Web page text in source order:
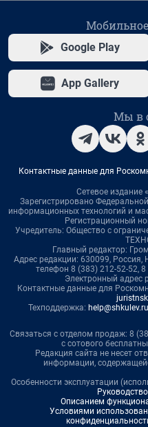
Google Play
App Gallery
Мы в
Контактные данные для
Сетевое
Зарегистрировано
информационных технологий и
Регистрационный
Учредитель: Общество с
Главный редактор:
Адрес редакции: 630099, Россия,
телефон 8 (383) 212-52-52,
Электронный адрес
Контактные данные для
Техподдержка: help@shkulev.ru
Связаться с отделом продаж: 8
с сотового
Редакция сайта не несет
информации,
Особенности эксплуатации
Описанием
Условиями